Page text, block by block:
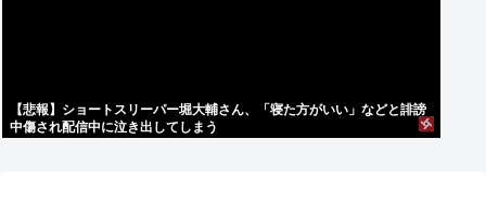
【悲報】ショートスリーパー堀大輔さん、「寝た方がいい」などと誹謗
中傷され配信中に泣き出してしまう